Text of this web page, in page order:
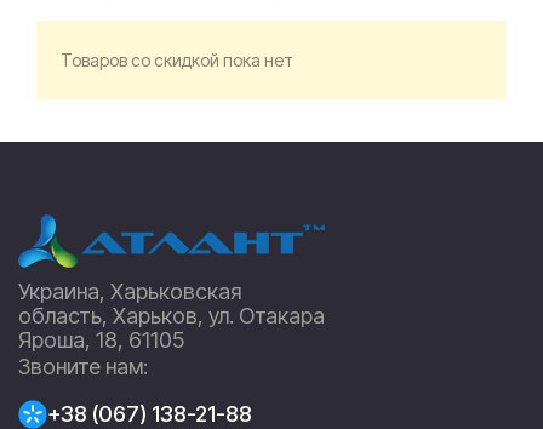
Товаров со скидкой пока нет
Украина, Харьковская
область, Харьков, ул. Отакара
Яроша, 18, 61105
Звоните нам:
+38 (067) 138-21-88